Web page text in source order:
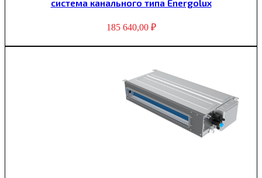
система канального типа Energolux
185 640,00 ₽